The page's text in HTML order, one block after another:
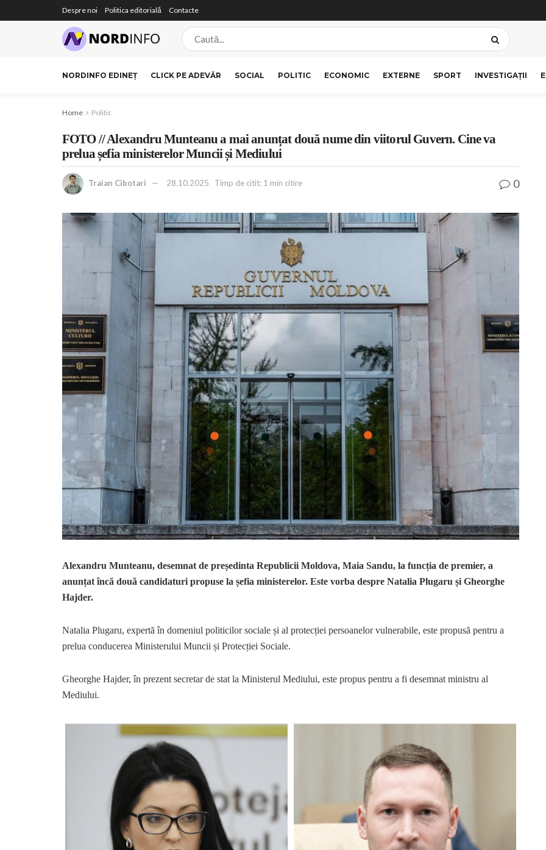
Despre noi Politica editorială Contacte
NORDINFO EDINEȚ CLICK PE ADEVĂR SOCIAL POLITIC ECONOMIC EXTERNE SPORT INVESTIGAȚII
Home Politic
FOTO // Alexandru Munteanu a mai anunțat două nume din viitorul Guvern. Cine va
prelua șefia ministerelor Muncii și Mediului
Traian Cibotari 28.10.2025 Timp de citit: 1 min citire 0
Alexandru Munteanu, desemnat de președinta Republicii Moldova, Maia Sandu, la funcția de premier, a
anunțat încă două candidaturi propuse la șefia ministerelor. Este vorba despre Natalia Plugaru și Gheorghe
Hajder.
Natalia Plugaru, expertă în domeniul politicilor sociale și al protecției persoanelor vulnerabile, este propusă pentru a
prelua conducerea Ministerului Muncii și Protecției Sociale.
Gheorghe Hajder, în prezent secretar de stat la Ministerul Mediului, este propus pentru a fi desemnat ministru al
Mediului.